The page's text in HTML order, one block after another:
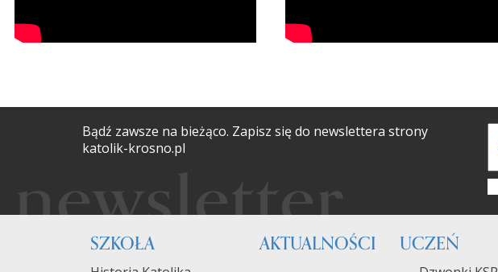
Bądź zawsze na bieżąco. Zapisz się do newslettera strony
katolik-krosno.pl
SZKOŁA AKTUALNOŚCI UCZEŃ